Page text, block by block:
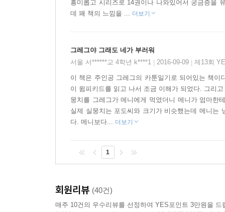
사로잡았습니다. 세계적인 서평 매체 '커커스 리
받았습니다.
숙제여서가 아니라, 재미가 있어서 글을 쓰는 아
얼마나 값진 일일까요? 중요성은 잘 알고 있지만
없을 정도로 재미있는 일기장 [윔피 키드] 시리즈
됩니다. 이 책은 진솔하면서 생동감 있는 글쓰기
세대를 막론하고 공감할 만한 유머가 담겨 있
이해할 수 있는 기회를 줍니다. 아이들이 먼저 보
흥미롭고 시리즈로 14권이나 나와있어서 궁금증을
데 꽤 책의 느낌을 ... 더보기
그레그야 그래도 네가 부러워
서울 서******교 4학년 k****1
2016-09-09 제13회
이 책은 주인공 그레그의 카툰일기로 되어있는 책
이 윔피키드를 읽고 나서 조금 이해가 되었다. 그리
뭉치를 그레그가 메니에게 먹였더니 메니가 엄마한
실제 실뭉치는 포도씨와 크기가 비슷했는데 메니는
다. 메니보다... 더보기
1
회원리뷰 (40건)
매주 10건의 우수리뷰를 선정하여 YES포인트 3만원을 드